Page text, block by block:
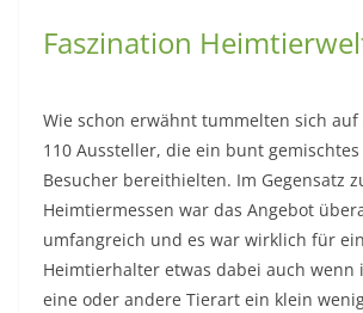
Faszination
Wie schon erwähnt tummelten sich auf
110 Aussteller, die ein bunt
Besucher bereithielten. Im Gegensatz
Heimtiermessen war das Angebot
umfangreich und es war wirklich für
Heimtierhalter etwas dabei auch
eine oder andere Tierart ein klein